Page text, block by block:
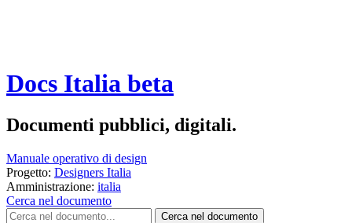
Docs Italia beta
Documenti pubblici, digitali.
Manuale operativo di design
Progetto: Designers Italia
Amministrazione: italia
Cerca nel documento
Cerca nel documento